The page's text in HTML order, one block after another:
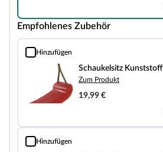
Empfohlenes Zubehör
Hinzufügen
Schaukelsitz Kunststoff rot
Schaukelsitz
Zum Produkt
19,99 €
Hinzufügen
Schaukelsitz Babyschaukel Luxe rot-gelb